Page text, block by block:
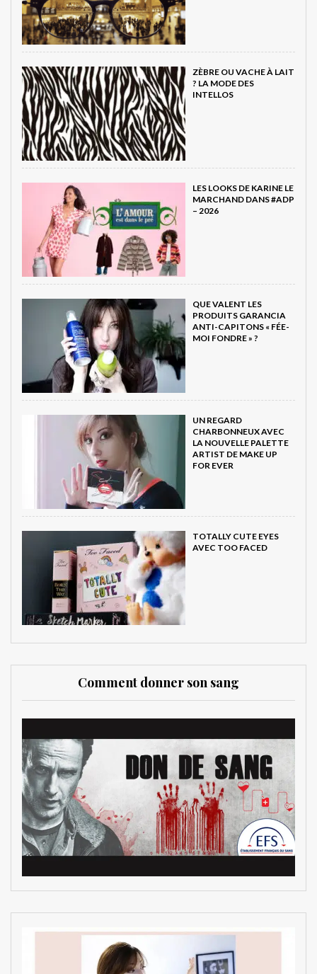
ZÈBRE OU VACHE À LAIT
? LA MODE DES
INTELLOS
LES LOOKS DE KARINE LE
MARCHAND DANS #ADP
– 2026
QUE VALENT LES
PRODUITS GARANCIA
ANTI-CAPITONS « FÉE-
MOI FONDRE » ?
UN REGARD
CHARBONNEUX AVEC
LA NOUVELLE PALETTE
ARTIST DE MAKE UP
FOR EVER
TOTALLY CUTE EYES
AVEC TOO FACED
Comment donner son sang